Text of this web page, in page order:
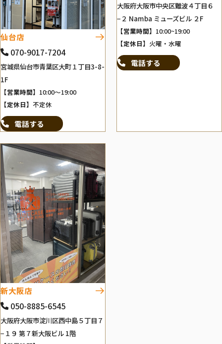
仙台店
070-9017-7204
宮城県仙台市青葉区大町１丁目3-8-
1F
【営業時間】 10:00～19:00
【定休日】 不定休
電話する
大阪府大阪市中央区難波４丁目６
−２ Namba ミューズビル ２F
【営業時間】 10:00~19:00
【定休日】 火曜・水曜
電話する
新大阪店
050-8885-6545
大阪府大阪市淀川区西中島５丁目７
−１９ 第７新大阪ビル 1階